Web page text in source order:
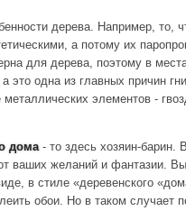
дерева. Например, то,
а потому их
для дерева, поэтому в
это одна из главных причин
элементов -
дома- то здесь хозяин-барин.
ваших желаний и фантазии.
в стиле «деревенского
обои. Но в таком случает